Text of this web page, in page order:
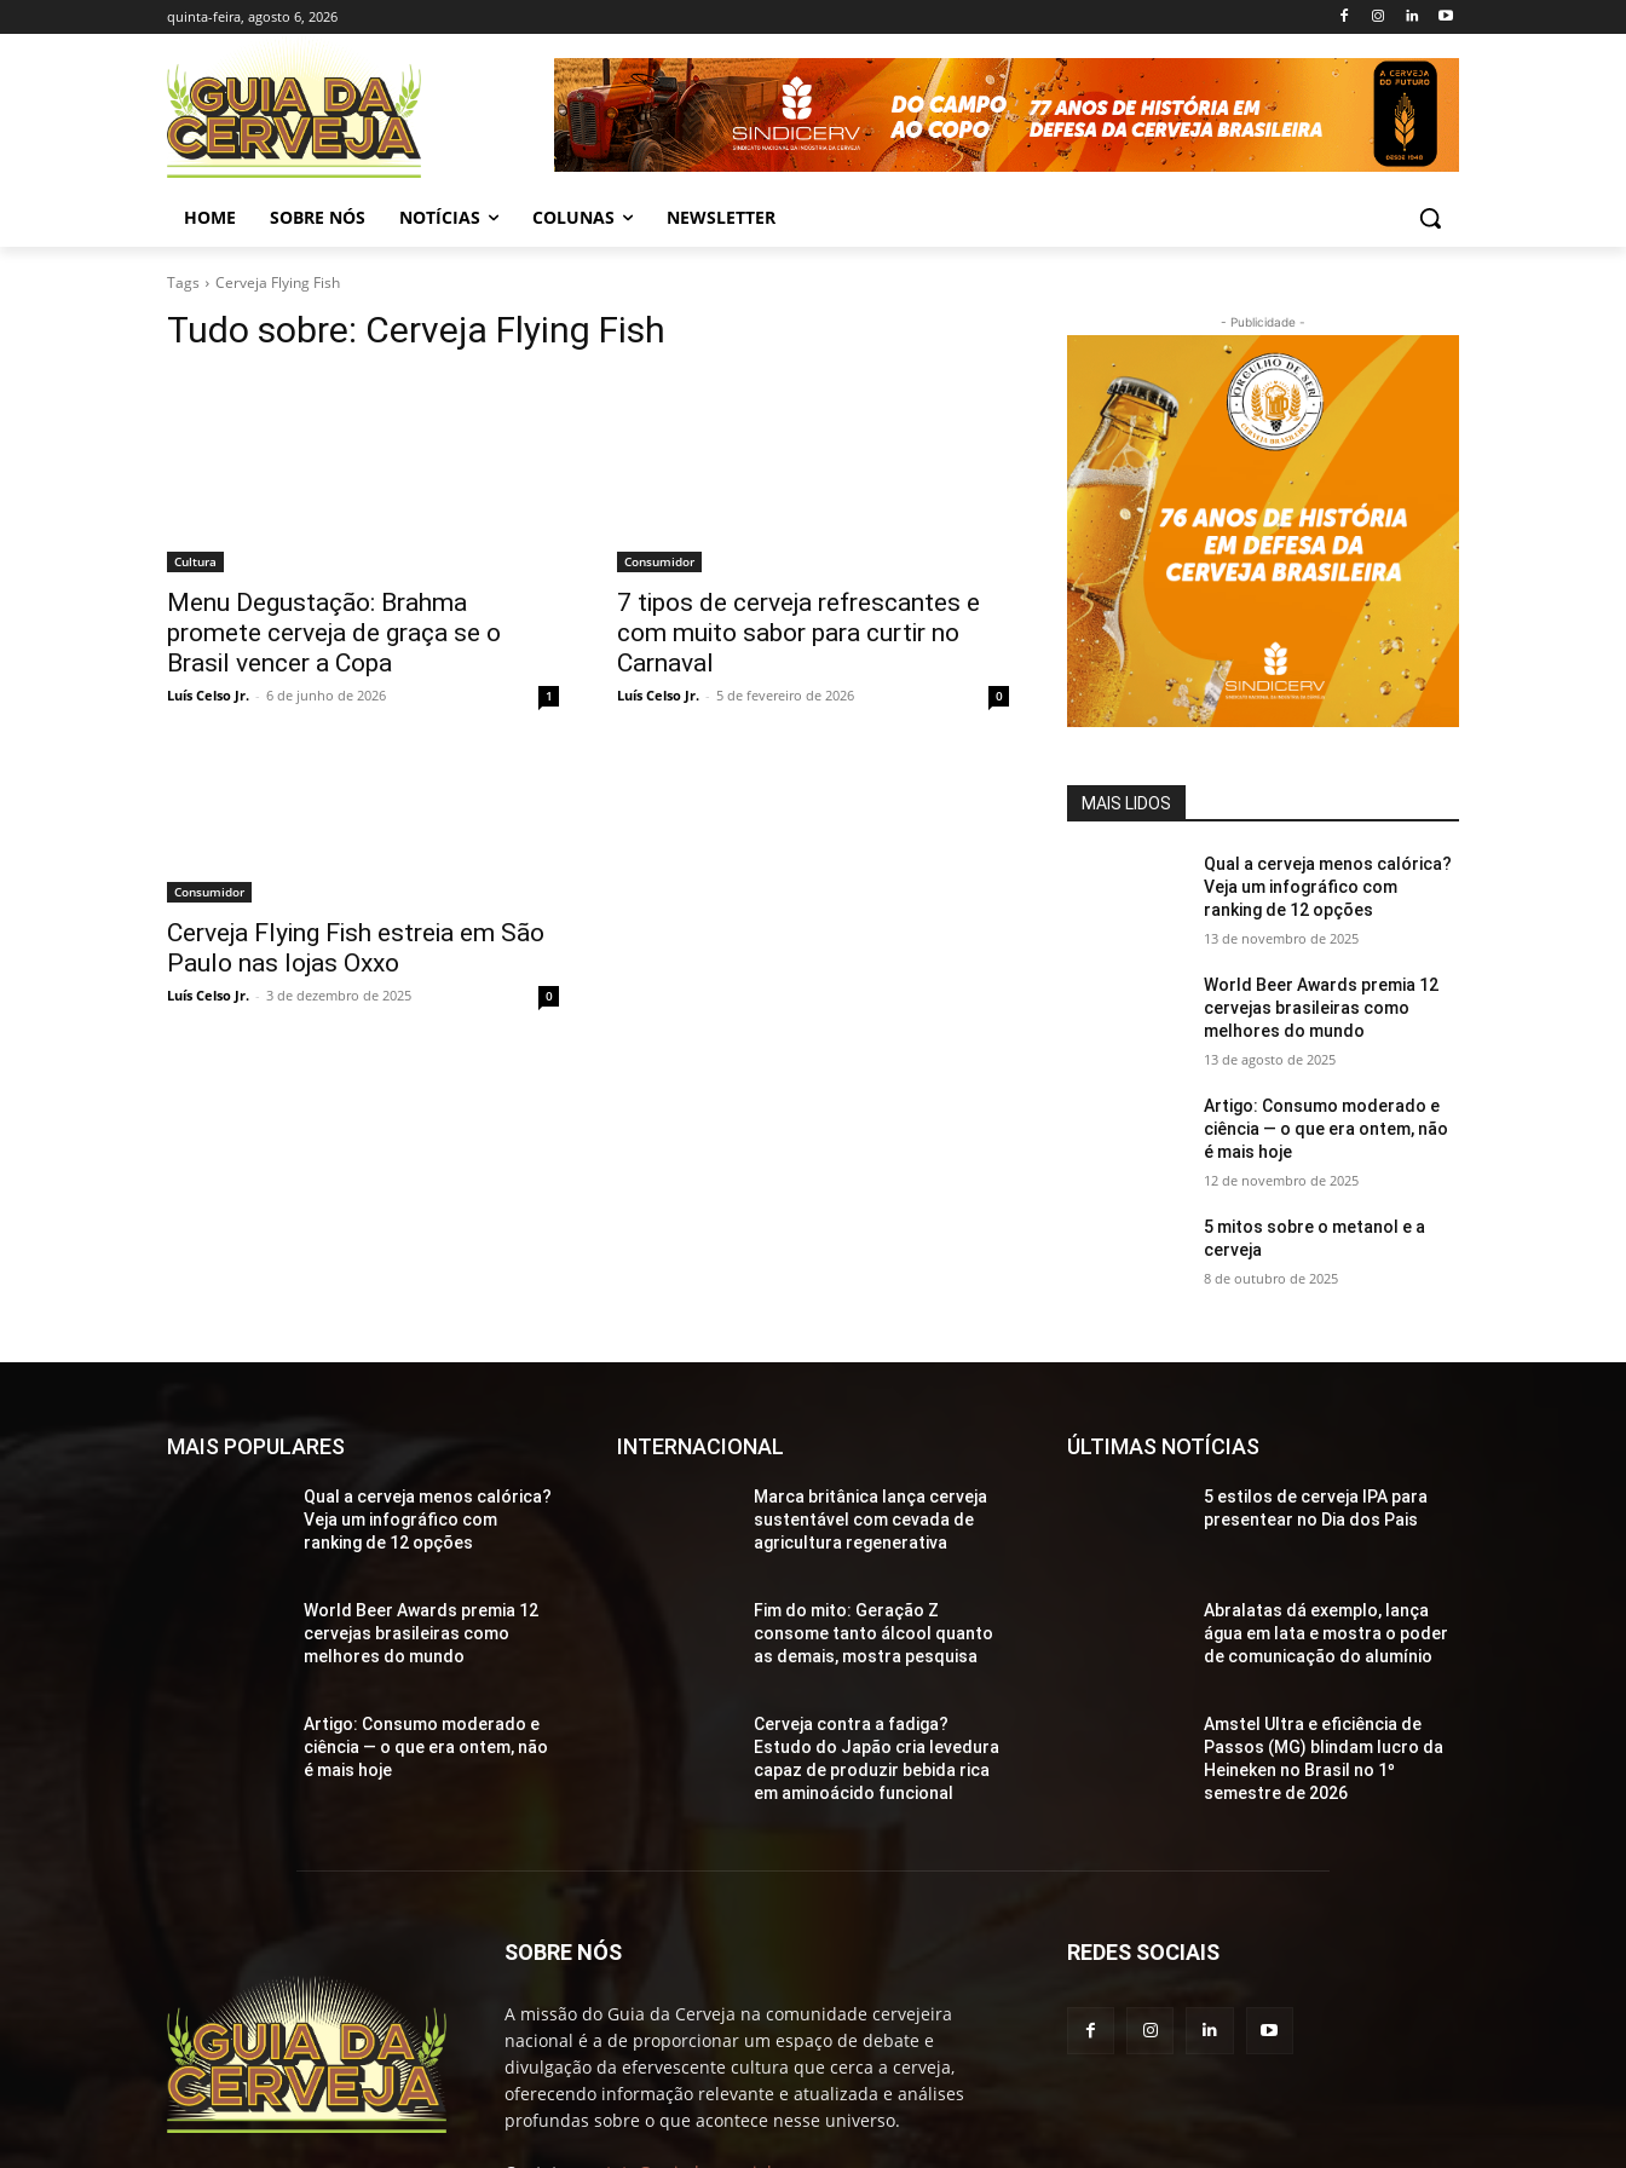
quinta-feira, agosto 6, 2026
HOME SOBRE NÓS NOTÍCIAS COLUNAS NEWSLETTER
Tags Cerveja Flying Fish
Tudo sobre: Cerveja Flying Fish
Cultura
Menu Degustação: Brahma
promete cerveja de graça se o
Brasil vencer a Copa
Luís Celso Jr. - 6 de junho de 2026 1
Consumidor
7 tipos de cerveja refrescantes e
com muito sabor para curtir no
Carnaval
Luís Celso Jr. - 5 de fevereiro de 2026 0
Consumidor
Cerveja Flying Fish estreia em São
Paulo nas lojas Oxxo
Luís Celso Jr. - 3 de dezembro de 2025 0
- Publicidade -
MAIS LIDOS
Qual a cerveja menos calórica?
Veja um infográfico com
ranking de 12 opções
13 de novembro de 2025
World Beer Awards premia 12
cervejas brasileiras como
melhores do mundo
13 de agosto de 2025
Artigo: Consumo moderado e
ciência — o que era ontem, não
é mais hoje
12 de novembro de 2025
5 mitos sobre o metanol e a
cerveja
8 de outubro de 2025
MAIS POPULARES
Qual a cerveja menos calórica?
Veja um infográfico com
ranking de 12 opções
World Beer Awards premia 12
cervejas brasileiras como
melhores do mundo
Artigo: Consumo moderado e
ciência — o que era ontem, não
é mais hoje
INTERNACIONAL
Marca britânica lança cerveja
sustentável com cevada de
agricultura regenerativa
Fim do mito: Geração Z
consome tanto álcool quanto
as demais, mostra pesquisa
Cerveja contra a fadiga?
Estudo do Japão cria levedura
capaz de produzir bebida rica
em aminoácido funcional
ÚLTIMAS NOTÍCIAS
5 estilos de cerveja IPA para
presentear no Dia dos Pais
Abralatas dá exemplo, lança
água em lata e mostra o poder
de comunicação do alumínio
Amstel Ultra e eficiência de
Passos (MG) blindam lucro da
Heineken no Brasil no 1º
semestre de 2026
SOBRE NÓS
A missão do Guia da Cerveja na comunidade cervejeira
nacional é a de proporcionar um espaço de debate e
divulgação da efervescente cultura que cerca a cerveja,
oferecendo informação relevante e atualizada e análises
profundas sobre o que acontece nesse universo.
REDES SOCIAIS